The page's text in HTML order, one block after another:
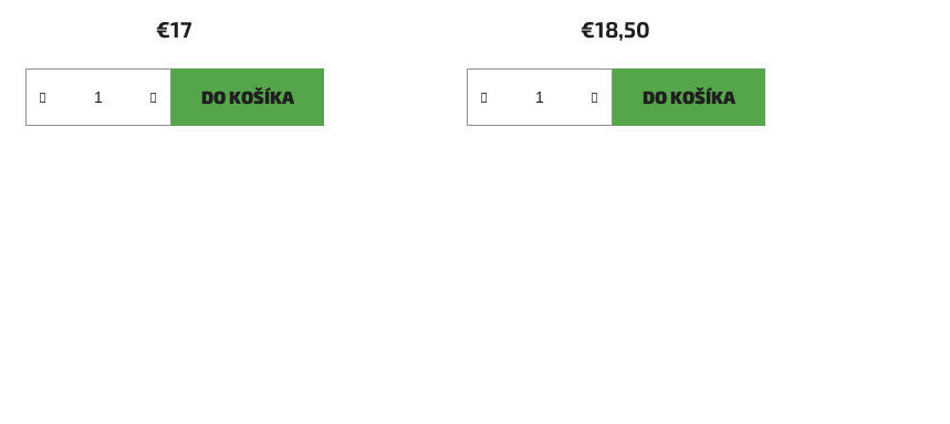
€17
DO KOŠÍKA
€18,50
DO KOŠÍKA